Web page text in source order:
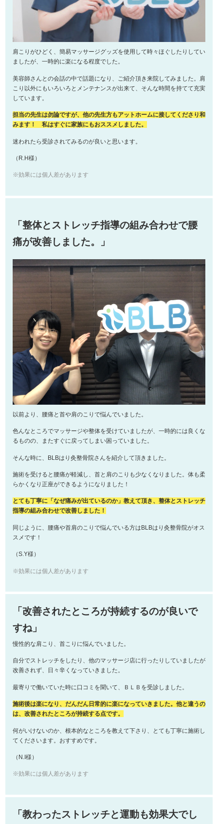
肩こりがひどく、簡易マッサージグッズを使用して時々ほぐしたりしてい
ましたが、一時的に楽になる程度でした。
美容師さんとの会話の中で話題になり、ご紹介頂き来院してみました。肩
こり以外にもいろいろとメンテナンスが出来て、そんな時間を持てて充実
しています。
担当の先生は勿論ですが、他の先生方もアットホームに接してくださり和
みます！ 私はすぐに家族にもおススメしました。
迷われたら受診されてみるのが良いと思います。
（R.H様）
※効果には個人差があります
「整体とストレッチ指導の組み合わせで腰
痛が改善しました。」
以前より、腰痛と首や肩のこりで悩んでいました。
色んなところでマッサージや整体を受けていましたが、一時的には良くな
るものの、またすぐに戻ってしまい困っていました。
そんな時に、BLBはり灸整骨院さんを紹介して頂きました。
施術を受けると腰痛が軽減し、首と肩のこりも少なくなりました。体も柔
らかくなり正座ができるようになりました！
とても丁寧に「なぜ痛みが出ているのか」教えて頂き、整体とストレッチ
指導の組み合わせで改善しました！
同じように、腰痛や首肩のこりで悩んでいる方はBLBはり灸整骨院がオス
スメです！
（S.Y様）
※効果には個人差があります
「改善されたところが持続するのが良いで
すね」
慢性的な肩こり、首こりに悩んでいました。
自分でストレッチをしたり、他のマッサージ店に行ったりしていましたが
改善されず、日々辛くなっていきました。
最寄りで働いていた時に口コミを聞いて、ＢＬＢを受診しました。
施術後は楽になり、だんだん日常的に楽になっていきました。他と違うの
は、改善されたところが持続する点です。
何がいけないのか、根本的なところを教えて下さり、とても丁寧に施術し
てくださいます。おすすめです。
（N.I様）
※効果には個人差があります
「教わったストレッチと運動も効果大でし